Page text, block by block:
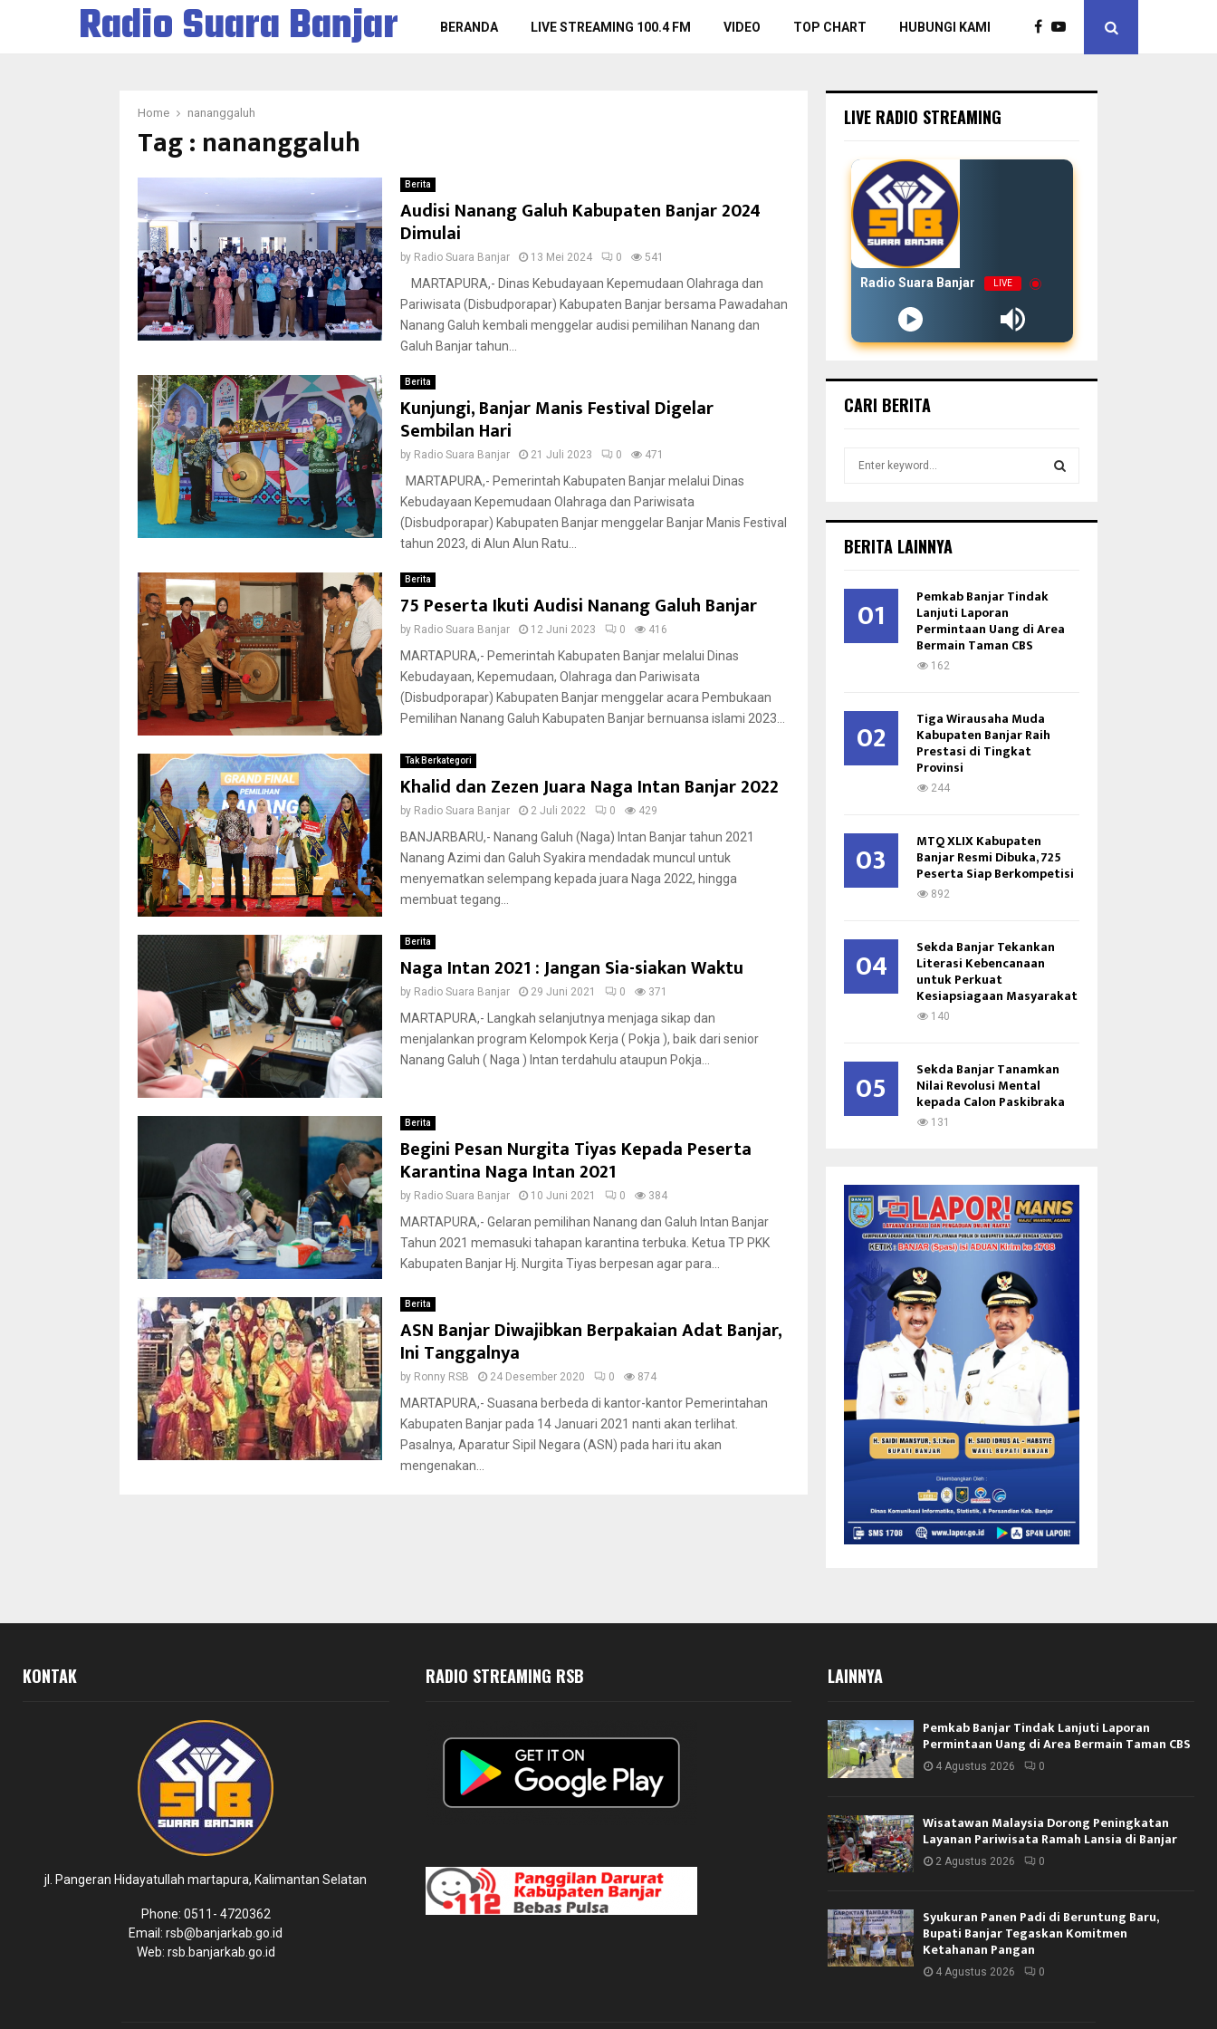
Radio Suara Banjar BERANDA LIVE STREAMING 100.4 FM VIDEO TOP CHART HUBUNGI KAMI
Home nananggaluh
Tag : nananggaluh
Berita
Audisi Nanang Galuh Kabupaten Banjar 2024
Dimulai
by Radio Suara Banjar 13 Mei 2024 0 541
MARTAPURA,- Dinas Kebudayaan Kepemudaan Olahraga dan
Pariwisata (Disbudporapar) Kabupaten Banjar bersama Pawadahan
Nanang Galuh kembali menggelar audisi pemilihan Nanang dan
Galuh Banjar tahun...
Berita
Kunjungi, Banjar Manis Festival Digelar
Sembilan Hari
by Radio Suara Banjar 21 Juli 2023 0 471
MARTAPURA,- Pemerintah Kabupaten Banjar melalui Dinas
Kebudayaan Kepemudaan Olahraga dan Pariwisata
(Disbudporapar) Kabupaten Banjar menggelar Banjar Manis Festival
tahun 2023, di Alun Alun Ratu...
Berita
75 Peserta Ikuti Audisi Nanang Galuh Banjar
by Radio Suara Banjar 12 Juni 2023 0 416
MARTAPURA,- Pemerintah Kabupaten Banjar melalui Dinas
Kebudayaan, Kepemudaan, Olahraga dan Pariwisata
(Disbudporapar) Kabupaten Banjar menggelar acara Pembukaan
Pemilihan Nanang Galuh Kabupaten Banjar bernuansa islami 2023...
Tak Berkategori
Khalid dan Zezen Juara Naga Intan Banjar 2022
by Radio Suara Banjar 2 Juli 2022 0 429
BANJARBARU,- Nanang Galuh (Naga) Intan Banjar tahun 2021
Nanang Azimi dan Galuh Syakira mendadak muncul untuk
menyematkan selempang kepada juara Naga 2022, hingga
membuat tegang...
Berita
Naga Intan 2021 : Jangan Sia-siakan Waktu
by Radio Suara Banjar 29 Juni 2021 0 371
MARTAPURA,- Langkah selanjutnya menjaga sikap dan
menjalankan program Kelompok Kerja ( Pokja ), baik dari senior
Nanang Galuh ( Naga ) Intan terdahulu ataupun Pokja...
Berita
Begini Pesan Nurgita Tiyas Kepada Peserta
Karantina Naga Intan 2021
by Radio Suara Banjar 10 Juni 2021 0 384
MARTAPURA,- Gelaran pemilihan Nanang dan Galuh Intan Banjar
Tahun 2021 memasuki tahapan karantina terbuka. Ketua TP PKK
Kabupaten Banjar Hj. Nurgita Tiyas berpesan agar para...
Berita
ASN Banjar Diwajibkan Berpakaian Adat Banjar,
Ini Tanggalnya
by Ronny RSB 24 Desember 2020 0 874
MARTAPURA,- Suasana berbeda di kantor-kantor Pemerintahan
Kabupaten Banjar pada 14 Januari 2021 nanti akan terlihat.
Pasalnya, Aparatur Sipil Negara (ASN) pada hari itu akan
mengenakan...
LIVE RADIO STREAMING
Radio Suara Banjar LIVE
CARI BERITA
h
o
BERITA LAINNYA
01 Pemkab Banjar Tindak
Lanjuti Laporan
Permintaan Uang di Area
Bermain Taman CBS
162
02 Tiga Wirausaha Muda
Kabupaten Banjar Raih
Prestasi di Tingkat
Provinsi
244
03 MTQ XLIX Kabupaten
Banjar Resmi Dibuka, 725
Peserta Siap Berkompetisi
892
04 Sekda Banjar Tekankan
Literasi Kebencanaan
untuk Perkuat
Kesiapsiagaan Masyarakat
140
05 Sekda Banjar Tanamkan
Nilai Revolusi Mental
kepada Calon Paskibraka
131
KONTAK
jl. Pangeran Hidayatullah martapura, Kalimantan Selatan
Phone: 0511- 4720362
Email: rsb@banjarkab.go.id
Web: rsb.banjarkab.go.id
RADIO STREAMING RSB LAINNYA
Pemkab Banjar Tindak Lanjuti Laporan
Permintaan Uang di Area Bermain Taman CBS
4 Agustus 2026 0
Wisatawan Malaysia Dorong Peningkatan
Layanan Pariwisata Ramah Lansia di Banjar
2 Agustus 2026 0
Syukuran Panen Padi di Beruntung Baru,
Bupati Banjar Tegaskan Komitmen
Ketahanan Pangan
4 Agustus 2026 0